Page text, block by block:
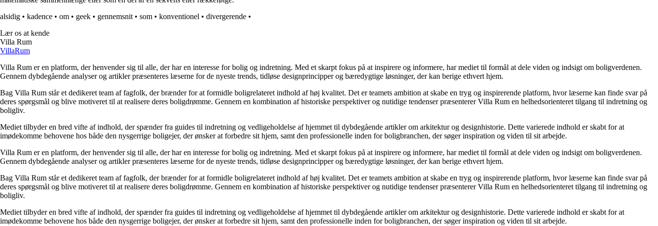
alsidig • kadence • om • geek • gennemsnit • som • konventionel • divergerende •
Lær os at kende
Villa Rum
VillaRum
Villa Rum er en platform, der henvender sig til alle, der har en interesse for bolig og indretning. Med et skarpt fokus på at inspirere og informere, har mediet til formål at dele viden og indsigt om boligverdenen.
Gennem dybdegående analyser og artikler præsenteres læserne for de nyeste trends, tidløse designprincipper og bæredygtige løsninger, der kan berige ethvert hjem.
Bag Villa Rum står et dedikeret team af fagfolk, der brænder for at formidle boligrelateret indhold af høj kvalitet. Det er teamets ambition at skabe en tryg og inspirerende platform, hvor læserne kan finde svar på
deres spørgsmål og blive motiveret til at realisere deres boligdrømme. Gennem en kombination af historiske perspektiver og nutidige tendenser præsenterer Villa Rum en helhedsorienteret tilgang til indretning og
boligliv.
Mediet tilbyder en bred vifte af indhold, der spænder fra guides til indretning og vedligeholdelse af hjemmet til dybdegående artikler om arkitektur og designhistorie. Dette varierede indhold er skabt for at
imødekomme behovene hos både den nysgerrige boligejer, der ønsker at forbedre sit hjem, samt den professionelle inden for boligbranchen, der søger inspiration og viden til sit arbejde.
Villa Rum er en platform, der henvender sig til alle, der har en interesse for bolig og indretning. Med et skarpt fokus på at inspirere og informere, har mediet til formål at dele viden og indsigt om boligverdenen.
Gennem dybdegående analyser og artikler præsenteres læserne for de nyeste trends, tidløse designprincipper og bæredygtige løsninger, der kan berige ethvert hjem.
Bag Villa Rum står et dedikeret team af fagfolk, der brænder for at formidle boligrelateret indhold af høj kvalitet. Det er teamets ambition at skabe en tryg og inspirerende platform, hvor læserne kan finde svar på
deres spørgsmål og blive motiveret til at realisere deres boligdrømme. Gennem en kombination af historiske perspektiver og nutidige tendenser præsenterer Villa Rum en helhedsorienteret tilgang til indretning og
boligliv.
Mediet tilbyder en bred vifte af indhold, der spænder fra guides til indretning og vedligeholdelse af hjemmet til dybdegående artikler om arkitektur og designhistorie. Dette varierede indhold er skabt for at
imødekomme behovene hos både den nysgerrige boligejer, der ønsker at forbedre sit hjem, samt den professionelle inden for boligbranchen, der søger inspiration og viden til sit arbejde.